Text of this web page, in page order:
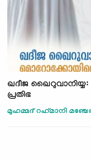
ഖദീജ
പ്രതിഭ
മുഹമ്മദ് റഹ്‍മാനി